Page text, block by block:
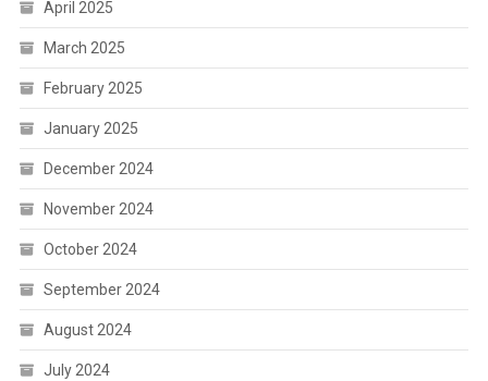
April 2025
March 2025
February 2025
January 2025
December 2024
November 2024
October 2024
September 2024
August 2024
July 2024